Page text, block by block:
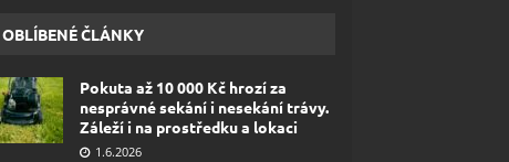
OBLÍBENÉ ČLÁNKY
Pokuta až 10 000 Kč hrozí za
nesprávné sekání i nesekání trávy.
Záleží i na prostředku a lokaci
1.6.2026